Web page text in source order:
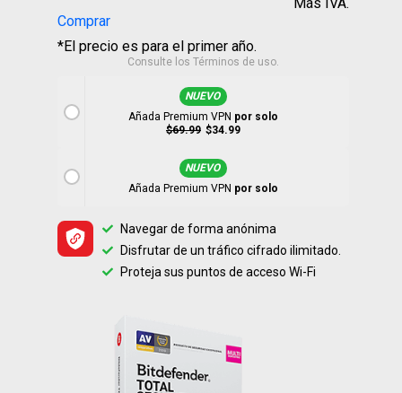
Comprar
*El precio es para el primer año.
Consulte los Términos de uso
NUEVO
Añada Premium VPN por solo
$69.99 $34.99
NUEVO
Añada Premium VPN por solo
Navegar de forma anónima
Disfrutar de un tráfico cifrado ilimitado.
Proteja sus puntos de acceso Wi-Fi